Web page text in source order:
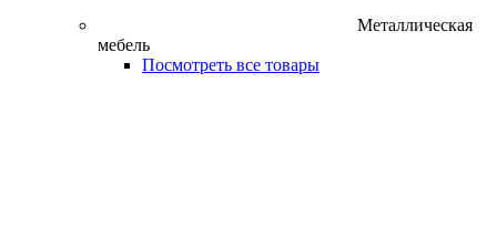
Металлическая
мебель
Посмотреть все товары